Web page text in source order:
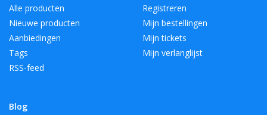
Alle producten
Nieuwe producten
Aanbiedingen
Tags
RSS-feed
Blog
Registreren
Mijn bestellingen
Mijn tickets
Mijn verlanglijst